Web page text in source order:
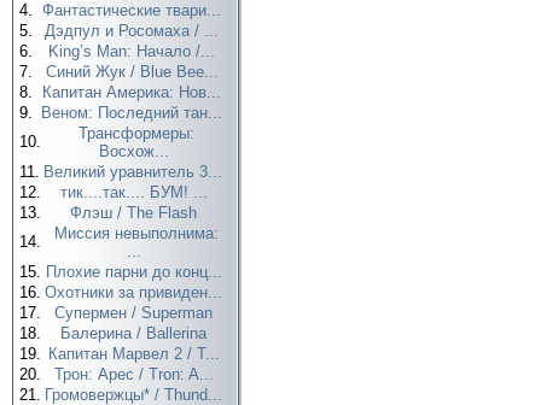
4. Фантастические твари...
5.
Дэдпул и Росомаха / ...
6.
King’s Man: Начало /...
7.
Синий Жук / Blue Bee...
8.
Капитан Америка: Нов...
9.
Веном: Последний тан...
10.
Трансформеры:
Восхож...
11. Великий уравнитель 3...
12.
тик....так.... БУМ! ...
13.
Флэш / The Flash
14.
Миссия невыполнима:
...
15. Плохие парни до конц...
16. Охотники за привиден...
17.
Супермен / Superman
18.
Балерина / Ballerina
19. Капитан Марвел 2 / T...
20.
Трон: Арес / Tron: A...
21. Громовержцы* / Thund...